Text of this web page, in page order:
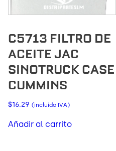
C5713 FILTRO DE
ACEITE JAC
SINOTRUCK CASE
CUMMINS
$16.29 (incluido IVA)
Añadir al carrito